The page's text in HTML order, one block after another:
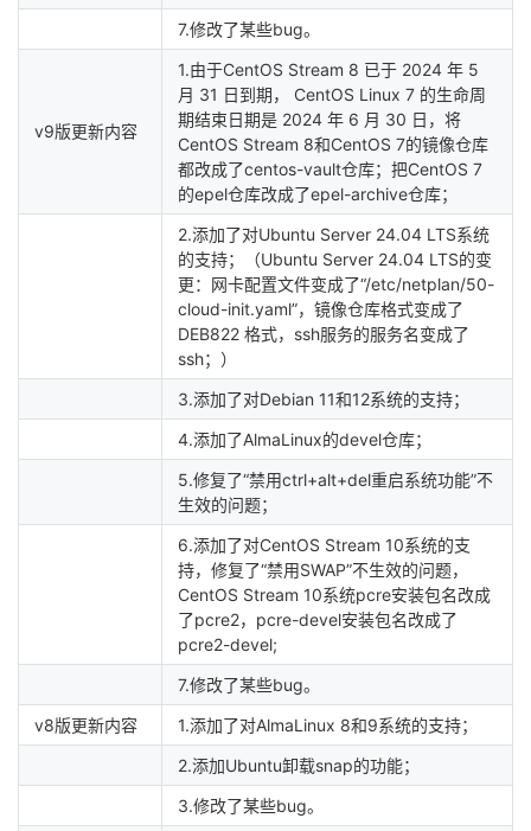
7.修改了某些bug。
v9版更新内容
1.由于CentOS Stream 8 已于 2024 年 5
月 31 日到期， CentOS Linux 7 的生命周
期结束日期是 2024 年 6 月 30 日，将
CentOS Stream 8和CentOS 7的镜像仓库
都改成了centos-vault仓库；把CentOS 7
的epel仓库改成了epel-archive仓库；
2.添加了对Ubuntu Server 24.04 LTS系统
的支持；（Ubuntu Server 24.04 LTS的变
更：网卡配置文件变成了“/etc/netplan/50-
cloud-init.yaml”，镜像仓库格式变成了
DEB822 格式，ssh服务的服务名变成了
ssh；）
3.添加了对Debian 11和12系统的支持；
4.添加了AlmaLinux的devel仓库；
5.修复了“禁用ctrl+alt+del重启系统功能”不
生效的问题；
6.添加了对CentOS Stream 10系统的支
持，修复了“禁用SWAP”不生效的问题，
CentOS Stream 10系统pcre安装包名改成
了pcre2，pcre-devel安装包名改成了
pcre2-devel;
7.修改了某些bug。
v8版更新内容
1.添加了对AlmaLinux 8和9系统的支持；
2.添加Ubuntu卸载snap的功能；
3.修改了某些bug。